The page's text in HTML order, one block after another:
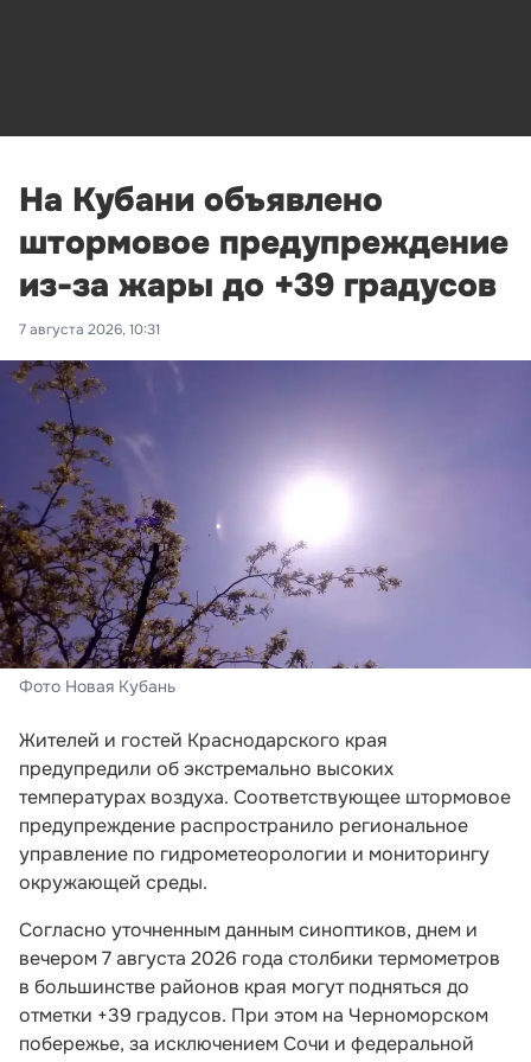
На Кубани объявлено
штормовое предупреждение
из-за жары до +39 градусов
7 августа 2026, 10:31
Фото Новая Кубань
Жителей и гостей Краснодарского края
предупредили об экстремально высоких
температурах воздуха. Соответствующее штормовое
предупреждение распространило региональное
управление по гидрометеорологии и мониторингу
окружающей среды.
Согласно уточненным данным синоптиков, днем и
вечером 7 августа 2026 года столбики термометров
в большинстве районов края могут подняться до
отметки +39 градусов. При этом на Черноморском
побережье, за исключением Сочи и федеральной